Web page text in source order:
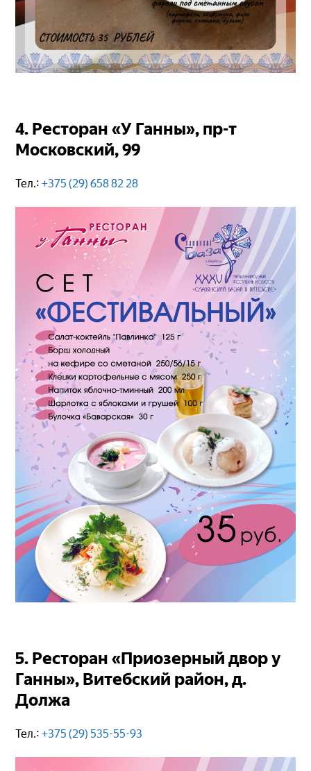
4. Ресторан «У Ганны», пр-т
Московский, 99
Тел.:+375 (29) 658 82 28
5. Ресторан «Приозерный двор у
Ганны», Витебский район, д.
Должа
Тел.:+375 (29) 535-55-93